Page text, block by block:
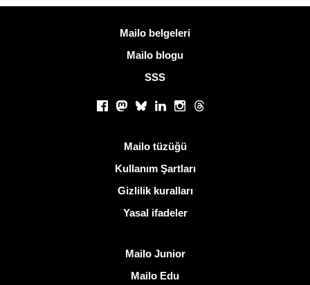
Mailo belgeleri
Mailo blogu
SSS
Facebook
Mastodon
BlueskyLinkedInInstagram
Threads
Mailo tüzüğü
Kullanım Şartları
Gizlilik kuralları
Yasal ifadeler
Mailo Junior
Mailo Edu